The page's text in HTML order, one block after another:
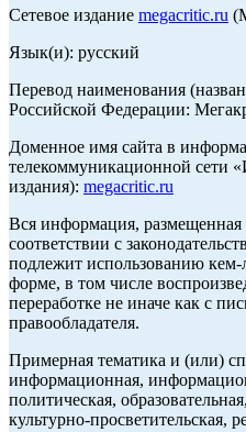
Сетевое издание megacritic.ru
Язык(и): русский
Перевод наименования
Российской Федерации:
Доменное имя сайта в
телекоммуникационной сети
издания): megacritic.ru
Вся информация, размещенная
соответствии с
подлежит использованию
форме, в том числе
переработке не иначе как с
правообладателя.
Примерная тематика и (или)
информационная,
политическая,
культурно-просветительская,